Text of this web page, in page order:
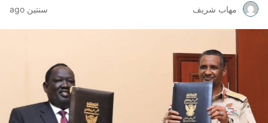
مهاب شريف سنتين ago